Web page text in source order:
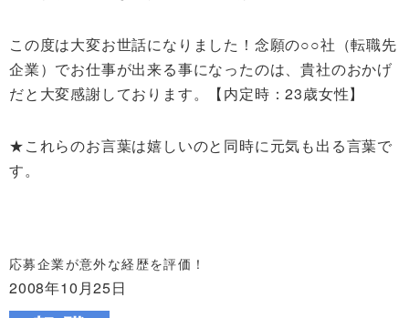
この度は大変お世話になりました！念願の○○社（転職先
企業）でお仕事が出来る事になったのは、貴社のおかげ
だと大変感謝しております。【内定時：23歳女性】
★これらのお言葉は嬉しいのと同時に元気も出る言葉で
す。
応募企業が意外な経歴を評価！
2008年10月25日